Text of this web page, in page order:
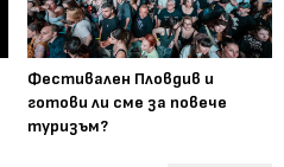
Фестивален Пловдив и
готови ли сме за повече
туризъм?